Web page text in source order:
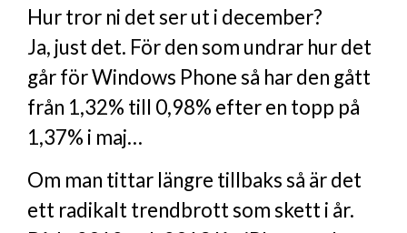
Hur tror ni det ser ut i december?
Ja, just det. För den som undrar hur det
går för Windows Phone så har den gått
från 1,32% till 0,98% efter en topp på
1,37% i maj…
Om man tittar längre tillbaks så är det
ett radikalt trendbrott som skett i år.